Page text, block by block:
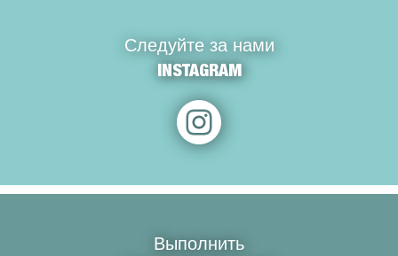
Следуйте за нами
INSTAGRAM
Выполнить